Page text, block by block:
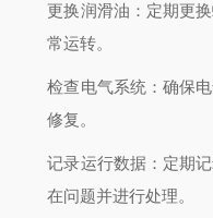
更换润滑油 ：定期更
常运转。
检查电气系统：确保
修复。
记录运行数据：定期
在问题并进行处理。